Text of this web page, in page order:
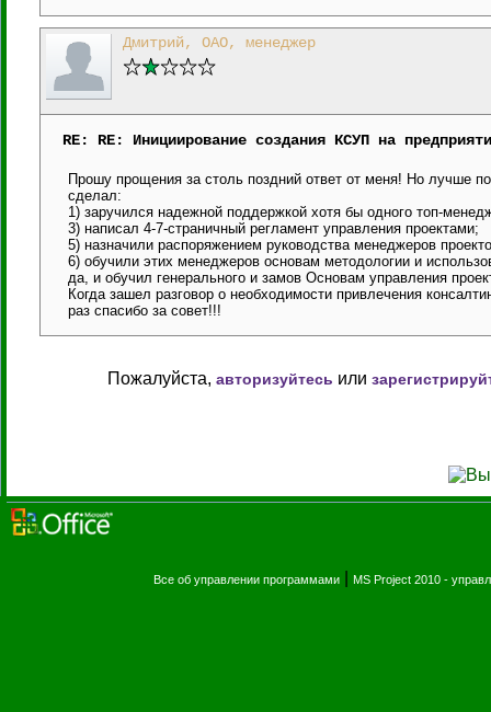
Дмитрий, ОАО, менеджер
RE: RE: Инициирование создания КСУП на
Прошу прощения за столь поздний ответ от меня! Но лучше
сделал:
1) заручился надежной поддержкой хотя бы одного топ-
3) написал 4-7-страничный регламент управления проектами;
5) назначили распоряжением руководства менеджеров
6) обучили этих менеджеров основам методологии и
да, и обучил генерального и замов Основам управления
Когда зашел разговор о необходимости привлечения
раз спасибо за совет!!!
Пожалуйста, авторизуйтесь или
Все об управлении программами MS Project 2010 -